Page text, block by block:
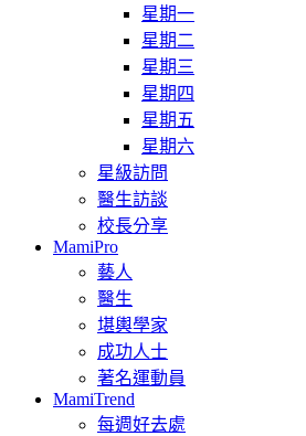
星期一
星期二
星期三
星期四
星期五
星期六
星級訪問
醫生訪談
校長分享
MamiPro
藝人
醫生
堪輿學家
成功人士
著名運動員
MamiTrend
每週好去處